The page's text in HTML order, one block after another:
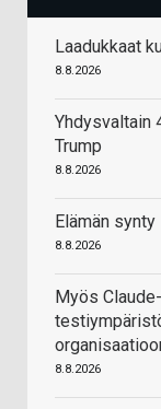
Laadukkaat
8.8.2026
Yhdysvaltain
Trump
8.8.2026
Elämän synty
8.8.2026
Myös
8.8.2026